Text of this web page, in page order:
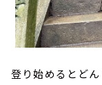
登り始めるとどん